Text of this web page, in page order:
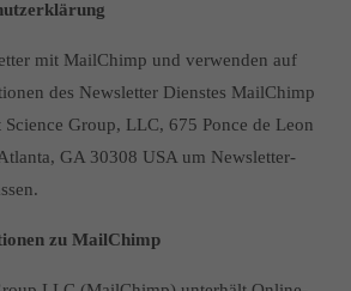
mit MailChimp und verwenden auf
des Newsletter Dienstes MailChimp
Group, LLC, 675 Ponce de Leon
GA 30308 USA um Newsletter-
zu MailChimp